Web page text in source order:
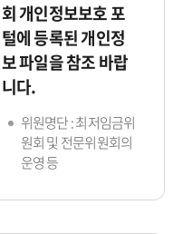
회 개인정보보호 포
털에 등록된 개인정
보 파일을 참조 바랍
니다.
위원명단 : 최저임금위
원회 및 전문위원회의
운영 등